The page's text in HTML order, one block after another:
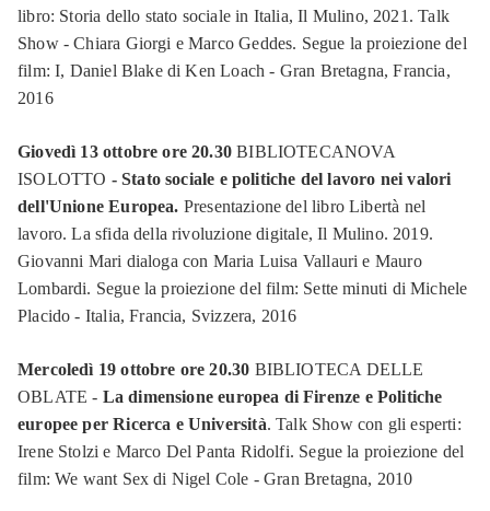
libro: Storia dello stato sociale in Italia, Il Mulino, 2021. Talk
Show - Chiara Giorgi e Marco Geddes. Segue la proiezione del
film: I, Daniel Blake di Ken Loach - Gran Bretagna, Francia,
2016
Giovedì 13 ottobre ore 20.30 BIBLIOTECANOVA
ISOLOTTO - Stato sociale e politiche del lavoro nei valori
dell'Unione Europea. Presentazione del libro Libertà nel
lavoro. La sfida della rivoluzione digitale, Il Mulino. 2019.
Giovanni Mari dialoga con Maria Luisa Vallauri e Mauro
Lombardi. Segue la proiezione del film: Sette minuti di Michele
Placido - Italia, Francia, Svizzera, 2016
Mercoledì 19 ottobre ore 20.30 BIBLIOTECA DELLE
OBLATE - La dimensione europea di Firenze e Politiche
europee per Ricerca e Università. Talk Show con gli esperti:
Irene Stolzi e Marco Del Panta Ridolfi. Segue la proiezione del
film: We want Sex di Nigel Cole - Gran Bretagna, 2010